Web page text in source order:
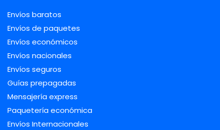
Envíos baratos
Envíos de paquetes
Envíos económicos
Envíos nacionales
Envíos seguros
Guías prepagadas
Mensajería express
Paquetería económica
Envíos Internacionales